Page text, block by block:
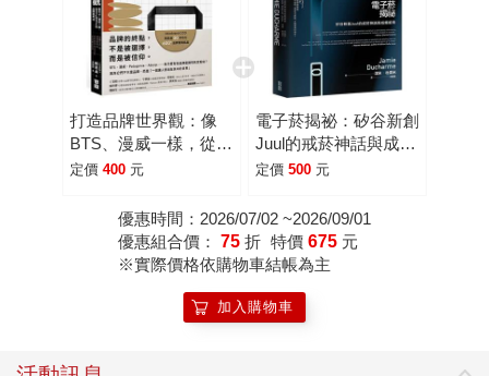
打造品牌世界觀：像
BTS、漫威一樣，從
Why到Who的品牌思考
定價 400 元
電子菸揭祕：矽谷新創
Juul的戒菸神話與成癮
威脅
定價 500 元
優惠時間：2026/07/02 ~2026/09/01
優惠組合價： 75 折 特價 675 元
※實際價格依購物車結帳為主
加入購物車